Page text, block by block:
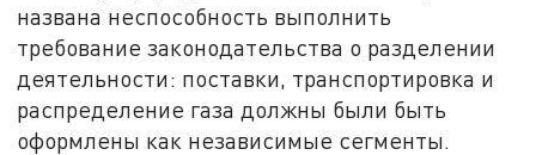
названа неспособность выполнить
требование законодательства о разделении
деятельности: поставки, транспортировка и
распределение газа должны были быть
оформлены как независимые сегменты.